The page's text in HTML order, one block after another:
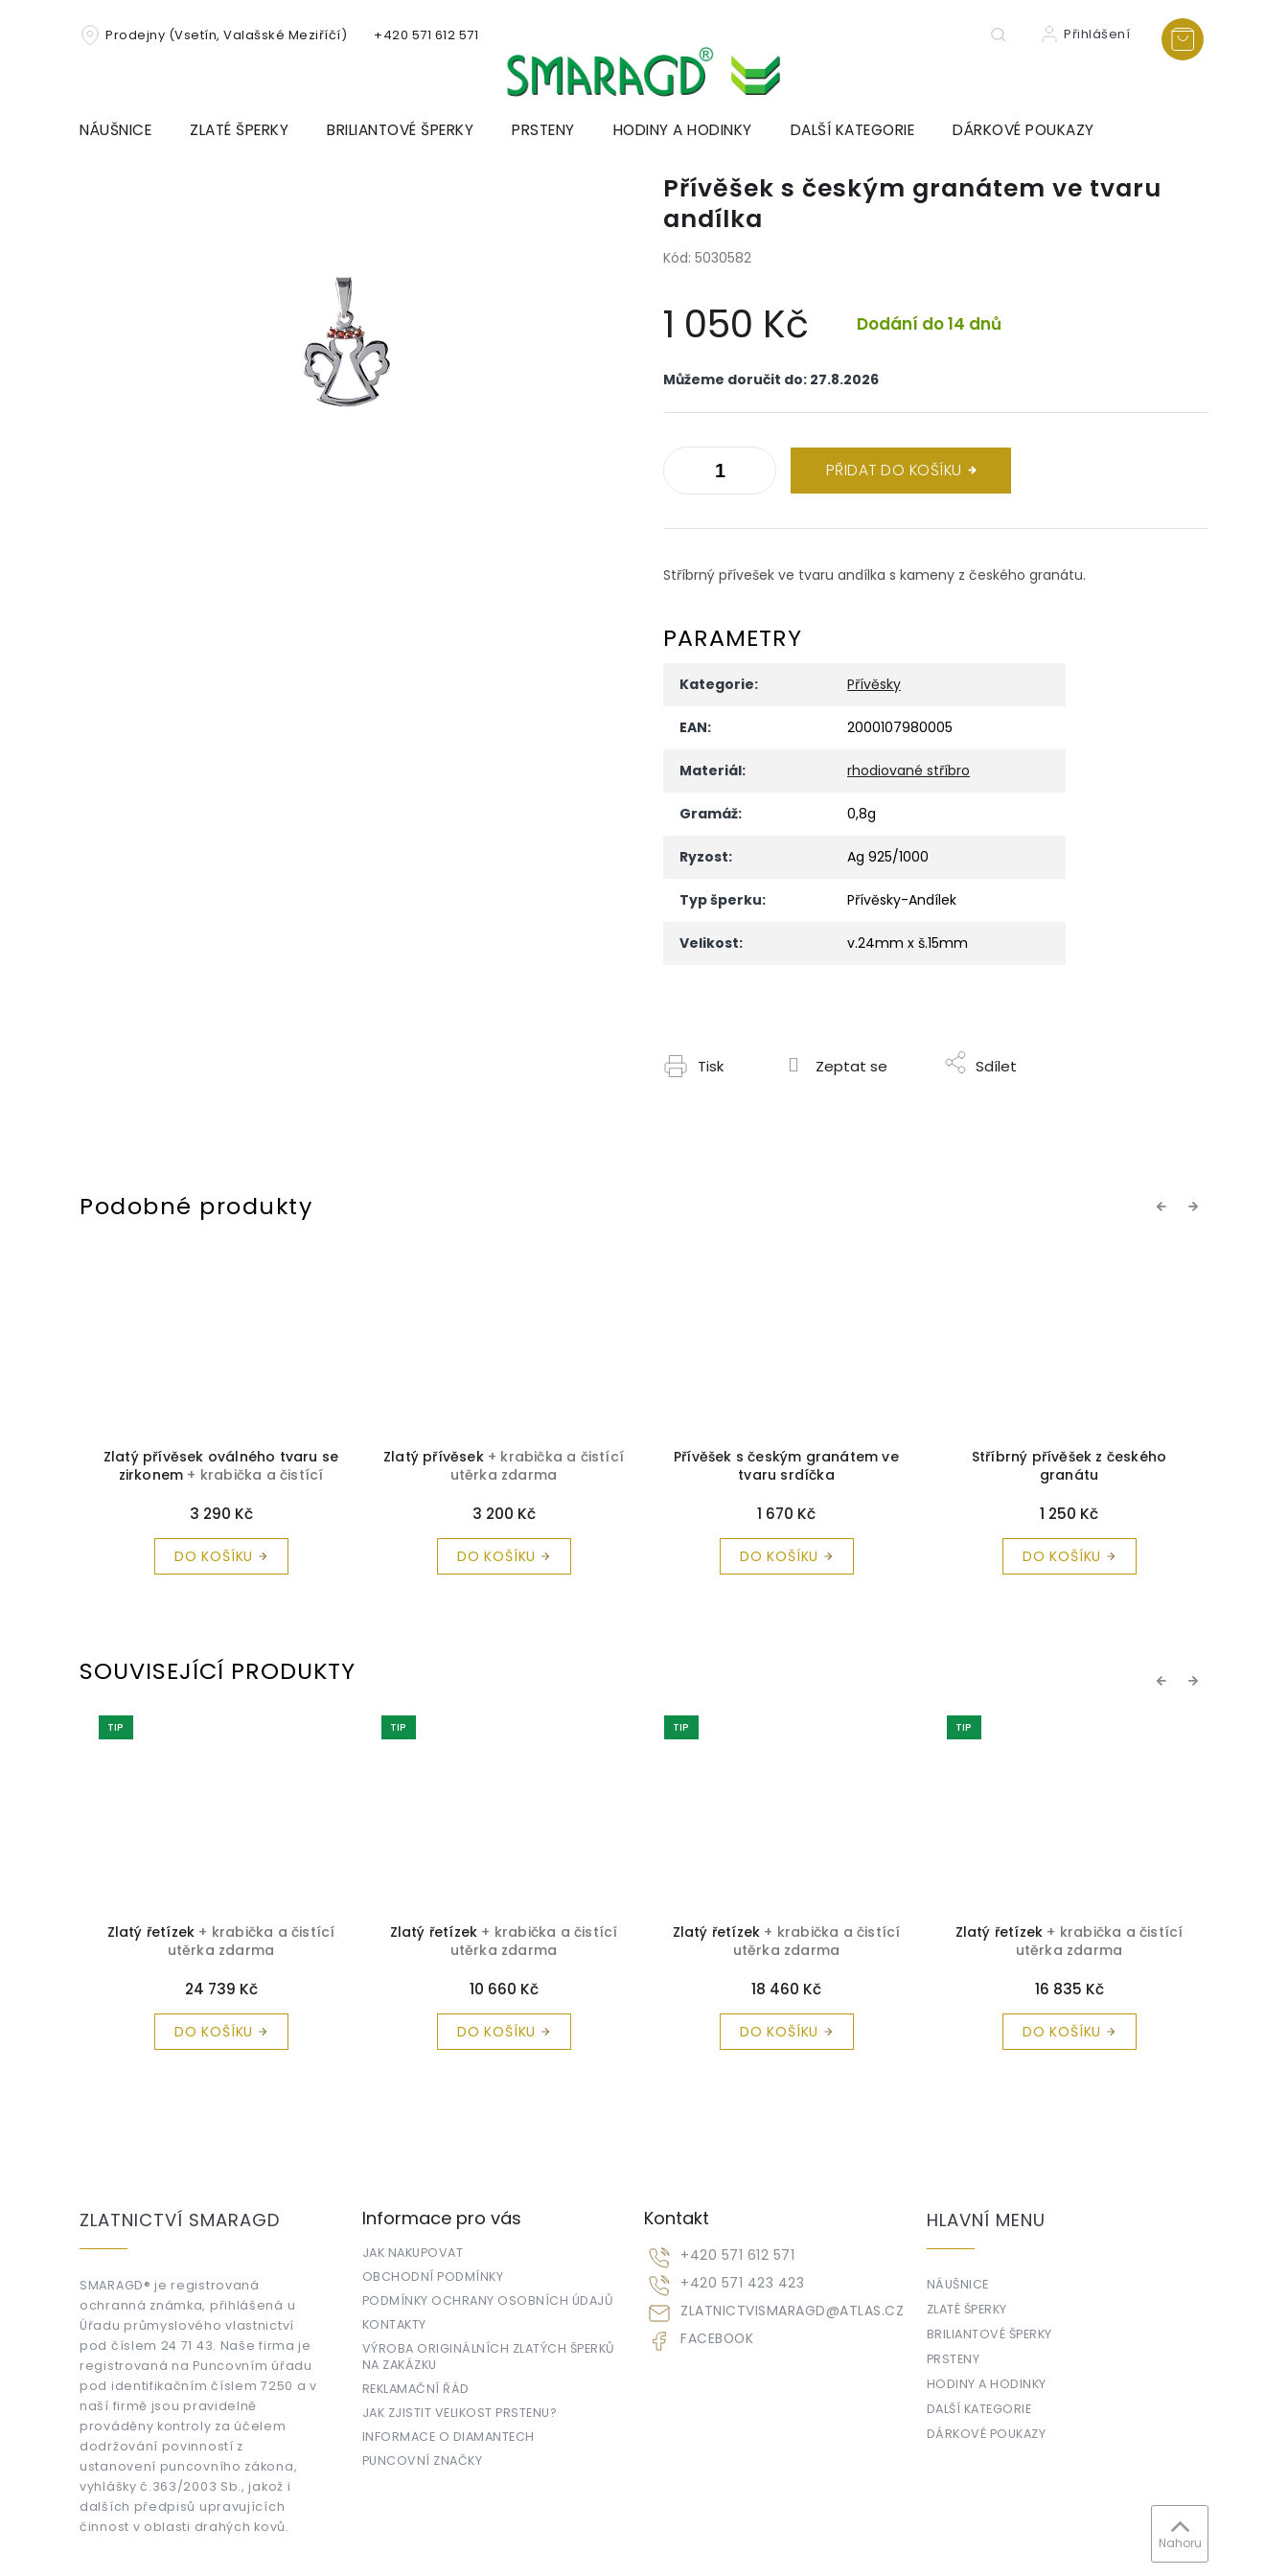
Prodejny (Vsetín, Valašské Meziříčí) +420 571 612 571 Přihlášení
NÁUŠNICE ZLATÉ ŠPERKY BRILIANTOVÉ ŠPERKY PRSTENY HODINY A HODINKY DALŠÍ KATEGORIE DÁRKOVÉ POUKAZY
Přívěšek s českým granátem ve tvaru
andílka
Kód: 5030582
1 050 Kč Dodání do 14 dnů
cena:
Můžeme doručit do: 27.8.2026
PŘIDAT DO KOŠÍKU
Stříbrný přívešek ve tvaru andílka s kameny z českého granátu.
PARAMETRY
Kategorie: Přívěsky
EAN: 2000107980005
Materiál: rhodiované stříbro
Gramáž: 0,8g
Ryzost: Ag 925/1000
Typ šperku: Přívěsky-Andílek
Velikost: v.24mm x š.15mm
Tisk Zeptat se Sdílet
Previous
Zlatý přívěsek oválného tvaru se
zirkonem + krabička a čistící
3 290 Kč
DO KOŠÍKU
Zlatý přívěsek + krabička a čistící
utěrka zdarma
3 200 Kč
DO KOŠÍKU
Přívěšek s českým granátem ve
tvaru srdíčka
1 670 Kč
DO KOŠÍKU
Stříbrný přívěšek z českého
granátu
1 250 Kč
DO KOŠÍKU
Next
SOUVISEJÍCÍ PRODUKTY Previous
TIP
Zlatý řetízek + krabička a čistící
utěrka zdarma
24 739 Kč
DO KOŠÍKU
TIP
Zlatý řetízek + krabička a čistící
utěrka zdarma
10 660 Kč
DO KOŠÍKU
TIP
Zlatý řetízek + krabička a čistící
utěrka zdarma
18 460 Kč
DO KOŠÍKU
TIP
Zlatý řetízek + krabička a čistící
utěrka zdarma
16 835 Kč
DO KOŠÍKU
Next
ZLATNICTVÍ SMARAGD
SMARAGD® je registrovaná
ochranná známka, přihlášená u
Úřadu průmyslového vlastnictví
pod číslem 24 71 43. Naše firma je
registrovaná na Puncovním úřadu
pod identifikačním číslem 7250 a v
naší firmě jsou pravidelně
prováděny kontroly za účelem
dodržování povinností z
ustanovení puncovního zákona,
vyhlášky č.363/2003 Sb., jakož i
dalších předpisů upravujících
činnost v oblasti drahých kovů.
Informace pro vás
JAK NAKUPOVAT
OBCHODNÍ PODMÍNKY
PODMÍNKY OCHRANY OSOBNÍCH ÚDAJŮ
KONTAKTY
VÝROBA ORIGINÁLNÍCH ZLATÝCH ŠPERKŮ
NA ZAKÁZKU
REKLAMAČNÍ ŘÁD
JAK ZJISTIT VELIKOST PRSTENU?
INFORMACE O DIAMANTECH
PUNCOVNÍ ZNAČKY
Kontakt
ZLATNICTVISMARAGD@ATLAS.CZ
+420 571 612 571
+420 571 423 423
FACEBOOK
HLAVNÍ MENU
NÁUŠNICE
ZLATÉ ŠPERKY
BRILIANTOVÉ ŠPERKY
PRSTENY
HODINY A HODINKY
DALŠÍ KATEGORIE
DÁRKOVÉ POUKAZY
Nahoru